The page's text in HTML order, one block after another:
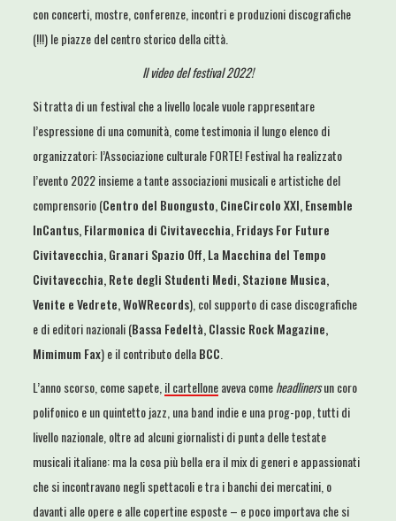
con concerti, mostre, conferenze, incontri e produzioni discografiche
(!!!) le piazze del centro storico della città.
Il video del festival 2022!
Si tratta di un festival che a livello locale vuole rappresentare
l’espressione di una comunità, come testimonia il lungo elenco di
organizzatori: l’Associazione culturale FORTE! Festival ha realizzato
l’evento 2022 insieme a tante associazioni musicali e artistiche del
comprensorio (Centro del Buongusto, CineCircolo XXI, Ensemble
InCantus, Filarmonica di Civitavecchia, Fridays For Future
Civitavecchia, Granari Spazio Off, La Macchina del Tempo
Civitavecchia, Rete degli Studenti Medi, Stazione Musica,
Venite e Vedrete, WoWRecords), col supporto di case discografiche
e di editori nazionali (Bassa Fedeltà, Classic Rock Magazine,
Mimimum Fax) e il contributo dellaBCC
L’anno scorso, come sapete, il cartelloneaveva comeheadlinersun coro
polifonico e un quintetto jazz, una band indie e una prog-pop, tutti di
livello nazionale, oltre ad alcuni giornalisti di punta delle testate
musicali italiane: ma la cosa più bella era il mix di generi e appassionati
che si incontravano negli spettacoli e tra i banchi dei mercatini, o
davanti alle opere e alle copertine esposte – e poco importava che si